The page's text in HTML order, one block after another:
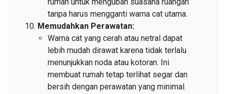
tanpa harus mengganti warna cat utama.
Memudahkan Perawatan:
Warna cat yang cerah atau netral dapat
lebih mudah dirawat karena tidak terlalu
menunjukkan noda atau kotoran. Ini
membuat rumah tetap terlihat segar dan
bersih dengan perawatan yang minimal.